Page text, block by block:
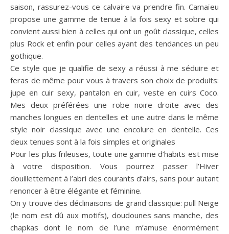
saison, rassurez-vous ce calvaire va prendre fin. Camaïeu
propose une gamme de tenue à la fois sexy et sobre qui
convient aussi bien à celles qui ont un goût classique, celles
plus Rock et enfin pour celles ayant des tendances un peu
gothique.
Ce style que je qualifie de sexy a réussi à me séduire et
feras de même pour vous à travers son choix de produits:
jupe en cuir sexy, pantalon en cuir, veste en cuirs Coco.
Mes deux préférées une robe noire droite avec des
manches longues en dentelles et une autre dans le même
style noir classique avec une encolure en dentelle. Ces
deux tenues sont à la fois simples et originales
Pour les plus frileuses, toute une gamme d’habits est mise
à votre disposition. Vous pourrez passer l’Hiver
douillettement à l’abri des courants d’airs, sans pour autant
renoncer à être élégante et féminine.
On y trouve des déclinaisons de grand classique: pull Neige
(le nom est dû aux motifs), doudounes sans manche, des
chapkas dont le nom de l’une m’amuse énormément